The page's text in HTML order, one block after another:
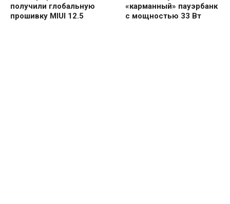
получили глобальную
прошивку MIUI 12.5
«карманный» пауэрбанк
с мощностью 33 Вт